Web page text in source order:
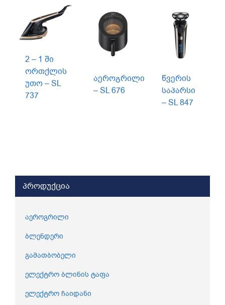
2 – 1 ში
ორთქლის
უთო – SL
737
აეროგრილი
– SL 676
წვერის
საპარსი
– SL 847
პროდუქცია
აეროგრილი
ბლენდერი
გამათბობელი
ელექტრო ბლინის ტაფა
ელექტრო ჩაიდანი